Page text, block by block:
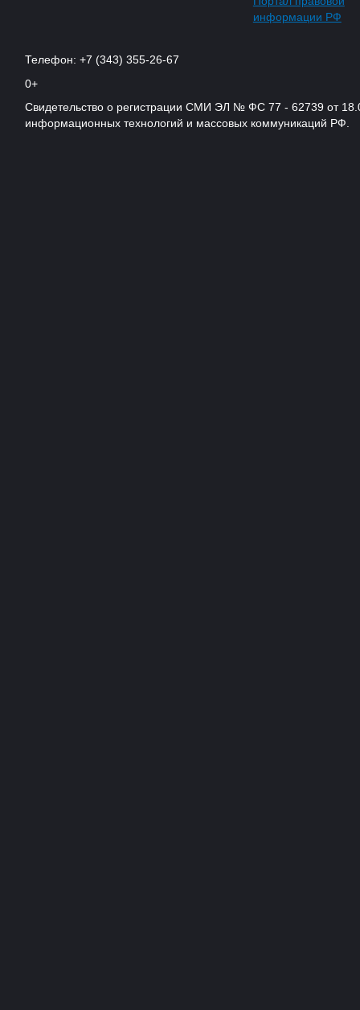
информации РФ
Телефон: +7 (343) 355-26-67
0+
Свидетельство о регистрации СМИ ЭЛ № ФС 77 - 62739 от
информационных технологий и массовых коммуникаций РФ.